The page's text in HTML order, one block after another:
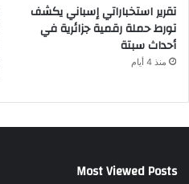
تقرير استخباراتي إسباني يكشف
تورط حملة رقمية جزائرية في
أحداث سبتة
منذ 4 أيام
Most Viewed Posts